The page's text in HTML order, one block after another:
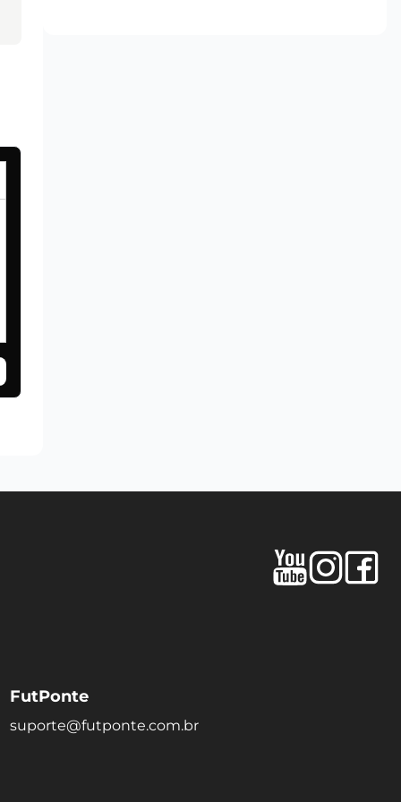
FutPonte
suporte@futponte.com.br